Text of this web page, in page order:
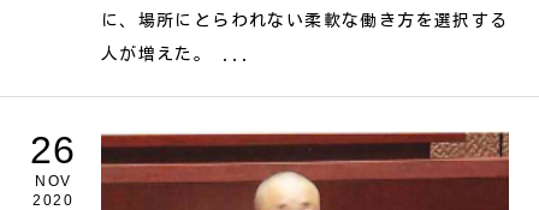
に、場所にとらわれない柔軟な働き方を選択する
人が増えた。 ...
26
NOV
2020